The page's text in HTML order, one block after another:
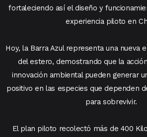
fortaleciendo así el diseño y
experiencia piloto en
Hoy, la Barra Azul representa una nueva
del estero, demostrando que la
innovación ambiental pueden generar
positivo en las especies que dependen
para sobrevivir.
El plan piloto recolectó más de 400